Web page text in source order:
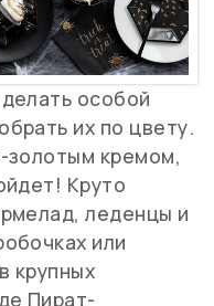
особой
их по цвету.
золотым кремом,
Круто
леденцы и
или
крупных
Пират-